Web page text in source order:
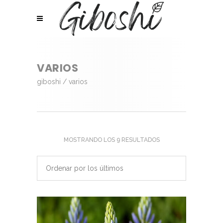
VARIOS
giboshi / varios
MOSTRANDO LOS 9 RESULTADOSORDENADO
ÚLTIMOS
Ordenar por los últimos